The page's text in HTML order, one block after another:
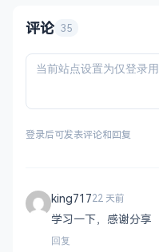
评论 35
登录后可发表评论和回复
king71722 天前
学习一下，感谢分享
回复